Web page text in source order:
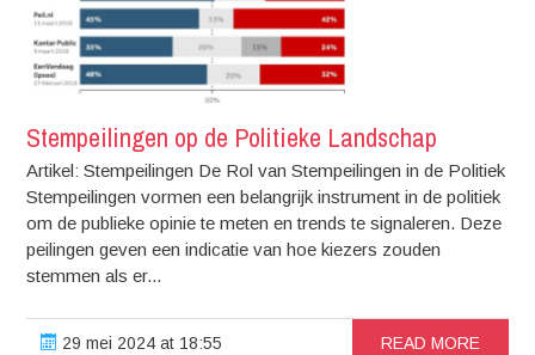
Stempeilingen op de Politieke Landschap
Artikel: Stempeilingen De Rol van Stempeilingen in de Politiek
Stempeilingen vormen een belangrijk instrument in de politiek
om de publieke opinie te meten en trends te signaleren. Deze
peilingen geven een indicatie van hoe kiezers zouden
stemmen als er...
29 mei 2024 at 18:55 READ MORE